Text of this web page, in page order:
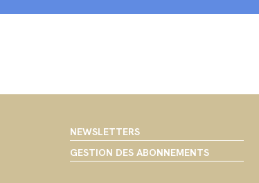
NEWSLETTERS
GESTION DES ABONNEMENTS